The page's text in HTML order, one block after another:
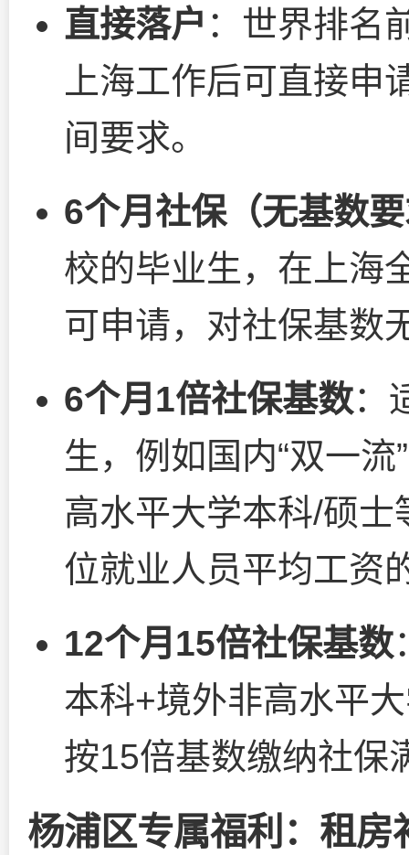
直接落户 ：世界排名
上海工作后可直接
间要求。
6个月社保（无基数
校的毕业生，在上海
可申请，对社保基数
6个月1倍社保基数：
生，例如国内“双一
高水平大学本科/硕
位就业人员平均工资
12个月15倍社保基数
本科+境外非高水平
按15倍基数缴纳社保
杨浦区专属福利：租房